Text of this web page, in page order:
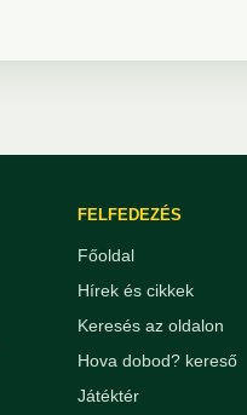
FELFEDEZÉS
Főoldal
Hírek és cikkek
Keresés az oldalon
Hova dobod? kereső
Játéktér